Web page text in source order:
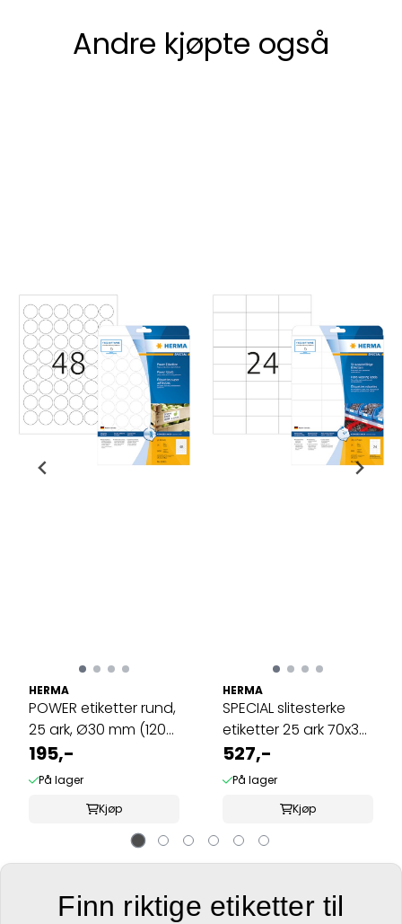
Andre kjøpte også
HERMA
POWER etiketter rund,
25 ark, Ø30 mm (1200
stk)
195,-
På lager
Kjøp
HERMA
SPECIAL slitesterke
etiketter 25 ark 70x37
(600 ...
527,-
På lager
Kjøp
Finn riktige etiketter til